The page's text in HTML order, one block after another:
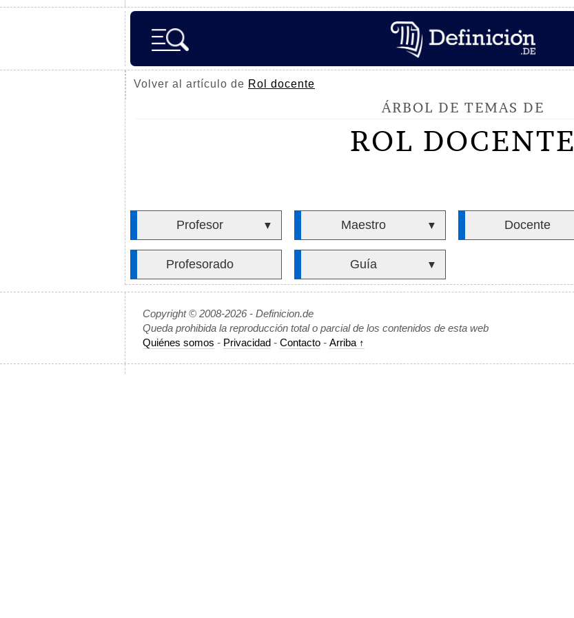
Volver al artículo de Rol docente
ÁRBOL DE TEMAS DE
ROL DOCENTE
Profesor ▼ Maestro ▼ Docente
Profesorado Guía ▼
Copyright © 2008-2026 - Definicion.de
Queda prohibida la reproducción total o parcial de los contenidos de esta web
Quiénes somos - Privacidad - Contacto - Arriba ↑